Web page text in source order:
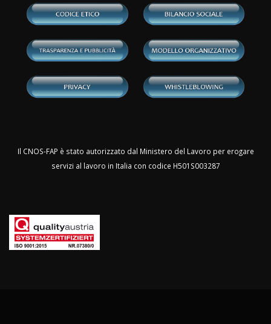
Il CNOS-FAP è stato autorizzato dal Ministero del Lavoro per erogare
servizi al lavoro in Italia con codice H501S003287